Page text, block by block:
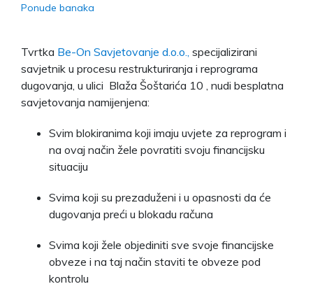
Ponude banaka
Tvrtka Be-On Savjetovanje d.o.o., specijalizirani
savjetnik u procesu restrukturiranja i reprograma
dugovanja, u ulici Blaža Šoštarića 10 , nudi besplatna
savjetovanja namijenjena:
Svim blokiranima koji imaju uvjete za reprogram i
na ovaj način žele povratiti svoju financijsku
situaciju
Svima koji su prezaduženi i u opasnosti da će
dugovanja preći u blokadu računa
Svima koji žele objediniti sve svoje financijske
obveze i na taj način staviti te obveze pod
kontrolu